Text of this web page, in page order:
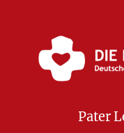
Pater